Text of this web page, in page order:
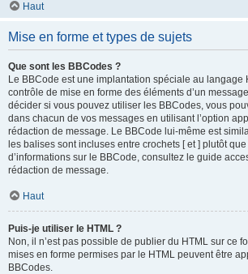
Haut
Mise en forme et types de sujets
Que sont les BBCodes ?
Le BBCode est une implantation spéciale au langage
contrôle de mise en forme des éléments d’un
décider si vous pouvez utiliser les BBCodes, vous
dans chacun de vos messages en utilisant l’option
rédaction de message. Le BBCode lui-même est
les balises sont incluses entre crochets [ et ] plutôt
d’informations sur le BBCode, consultez le guide
rédaction de message.
Haut
Puis-je utiliser le HTML ?
Non, il n’est pas possible de publier du HTML sur ce
mises en forme permises par le HTML peuvent être
BBCodes.